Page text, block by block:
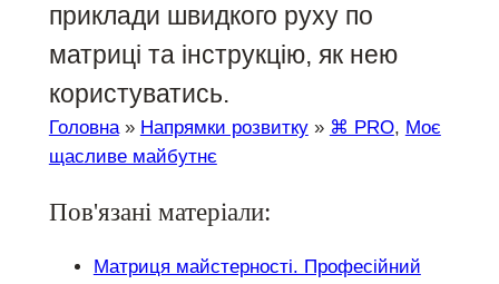
приклади швидкого руху по
матриці та інструкцію, як нею
користуватись.
Головна» Напрямки розвитку» ⌘ PRO, Моє
щасливе майбутнє
Пов'язані матеріали:
Матриця майстерності. Професійний